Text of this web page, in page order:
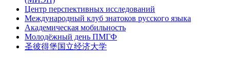
Центр перспективных исследований
Международный клуб знатоков русского языка
Академическая мобильность
Молодёжный день ПМГФ
圣彼得堡国立经济大学